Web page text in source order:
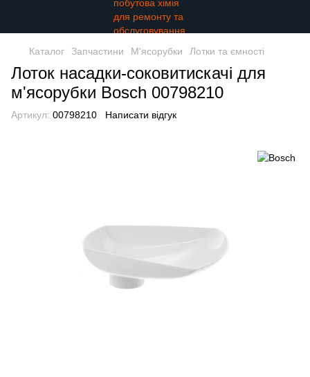
Каталог Запчастини М'ясорубки Лотки та ємності
Лоток насадки-соковитискачі для
м'ясорубки Bosch 00798210
Артикул: 00798210 Написати відгук